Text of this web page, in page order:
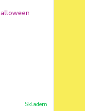
Skladem